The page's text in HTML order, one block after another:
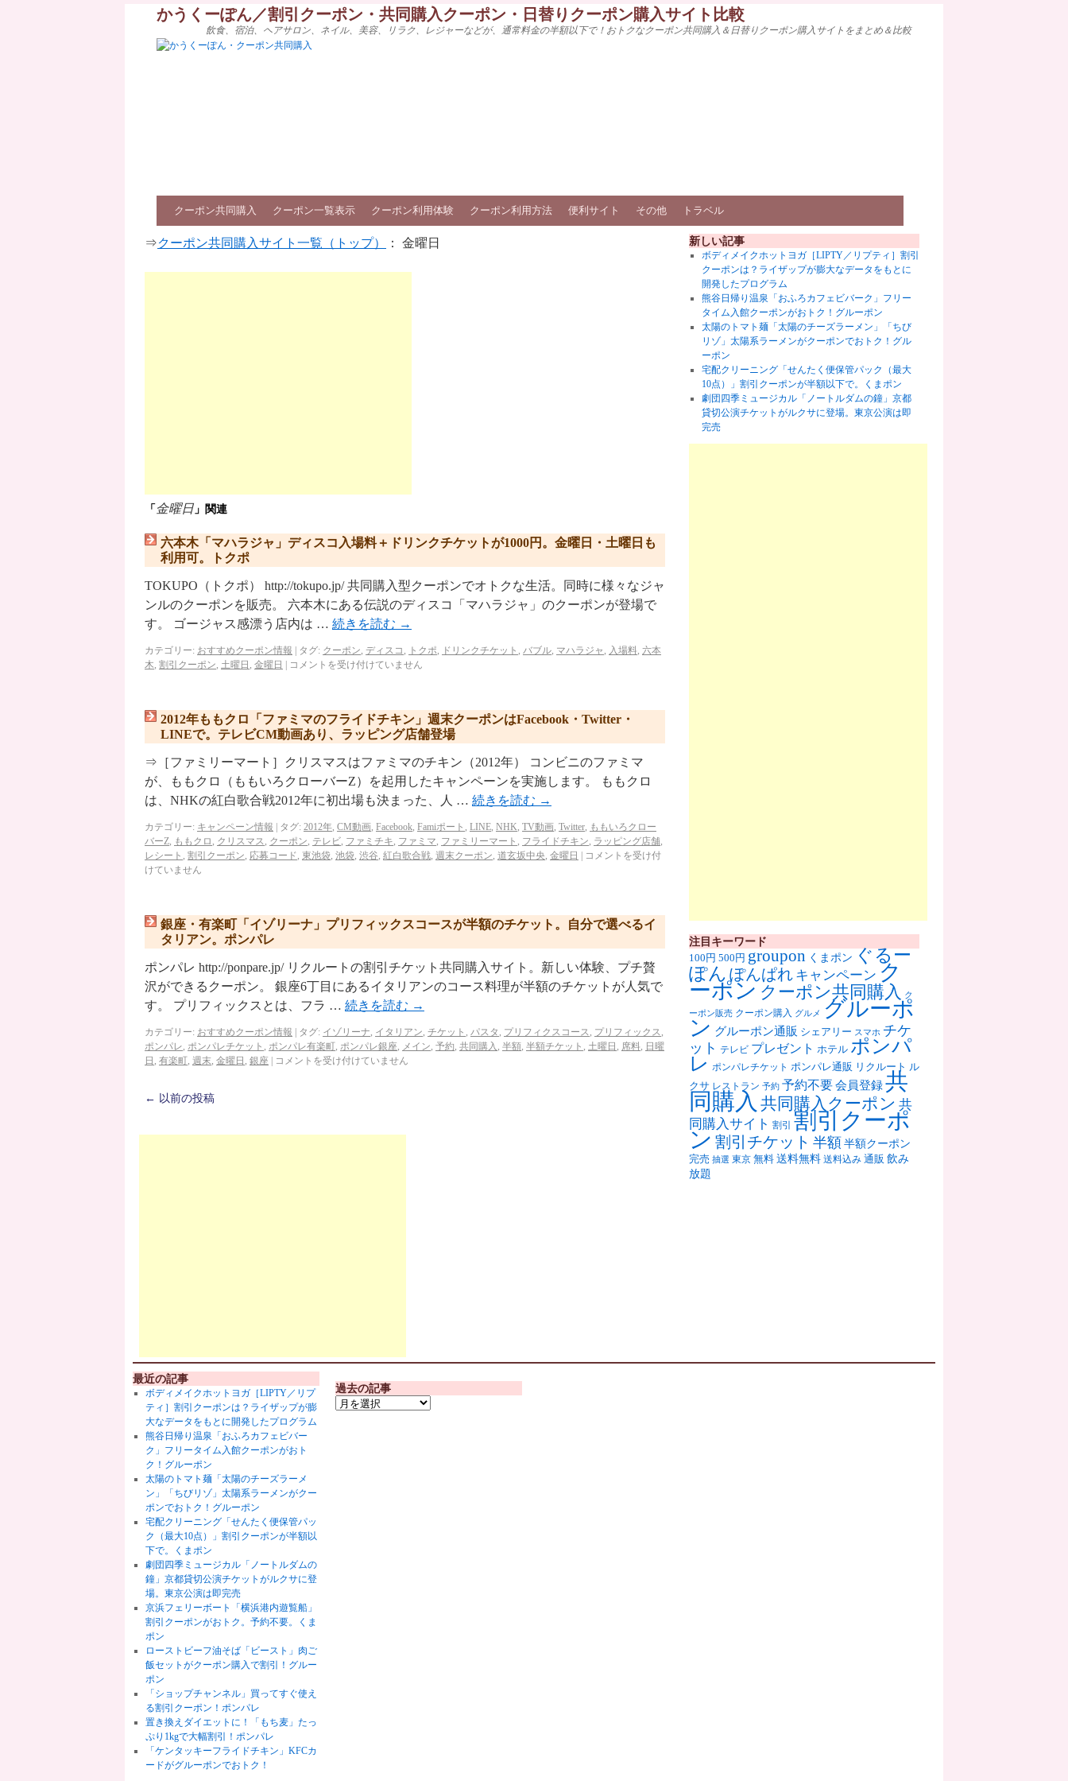
かうくーぽん／割引クーポン・共同購入クーポン・日替りクーポン購入サイト比較
飲食、宿泊、ヘアサロン、ネイル、美容、リラク、レジャーなどが、通常料金の半額以下で！おトクなクーポン共同購入＆日替りクーポン購入サイトをまとめ＆比較
クーポン共同購入 クーポン一覧表示 クーポン利用体験 クーポン利用方法 便利サイト その他 トラベル
⇒クーポン共同購入サイト一覧（トップ） ： 金曜日
「 金曜日 」関連
六本木「マハラジャ」ディスコ入場料＋ドリンクチケットが1000円。金曜日・土曜日も
利用可。トクポ
TOKUPO（トクポ） http://tokupo.jp/ 共同購入型クーポンでオトクな生活。同時に様々なジャ
ンルのクーポンを販売。 六本木にある伝説のディスコ「マハラジャ」のクーポンが登場で
す。 ゴージャス感漂う店内は … 続きを読む →
カテゴリー: おすすめクーポン情報 タグ: クーポン, ディスコ , トクポ, ドリンクチケット , バブル, マハラジャ , 入場料, 六本
木, 割引クーポン, 土曜日 , 金曜日 コメントを受け付けていません
2012年ももクロ「ファミマのフライドチキン」週末クーポンはFacebook・Twitter・
LINEで。テレビCM動画あり、ラッピング店舗登場
⇒［ファミリーマート］クリスマスはファミマのチキン（2012年） コンビニのファミマ
が、ももクロ（ももいろクローバーZ）を起用したキャンペーンを実施します。 ももクロ
は、NHKの紅白歌合戦2012年に初出場も決まった、人 … 続きを読む →
カテゴリー: キャンペーン情報 タグ: 2012年, CM動画, Facebook, Famiポート , LINE, NHK, TV動画, Twitter, ももいろクロー
バーZ, ももクロ , クリスマス, クーポン, テレビ, ファミチキ, ファミマ, ファミリーマート , フライドチキン, ラッピング店舗,
レシート , 割引クーポン, 応募コード, 東池袋, 池袋, 渋谷, 紅白歌合戦, 週末クーポン, 道玄坂中央, 金曜日
コメントを受け付
けていません
銀座・有楽町「イゾリーナ」プリフィックスコースが半額のチケット。自分で選べるイ
タリアン。ポンパレ
ポンパレ http://ponpare.jp/ リクルートの割引チケット共同購入サイト。新しい体験、プチ贅
沢ができるクーポン。 銀座6丁目にあるイタリアンのコース料理が半額のチケットが人気で
す。 プリフィックスとは、フラ … 続きを読む →
カテゴリー: おすすめクーポン情報 タグ: イゾリーナ, イタリアン, チケット , パスタ , プリフィクスコース, プリフィックス,
ポンパレ, ポンパレチケット , ポンパレ有楽町, ポンパレ銀座, メイン, 予約, 共同購入 , 半額, 半額チケット , 土曜日 , 席料, 日曜
日 , 有楽町, 週末, 金曜日 , 銀座 コメントを受け付けていません
← 以前の投稿
新しい記事
ボディメイクホットヨガ［LIPTY／リプティ］割引
クーポンは？ライザップが膨大なデータをもとに
開発したプログラム
熊谷日帰り温泉「おふろカフェビバーク」フリー
タイム入館クーポンがおトク！グルーポン
太陽のトマト麺「太陽のチーズラーメン」「ちび
リゾ」太陽系ラーメンがクーポンでおトク！グル
ーポン
宅配クリーニング「せんたく便保管パック（最大
10点）」割引クーポンが半額以下で。くまポン
劇団四季ミュージカル「ノートルダムの鐘」京都
貸切公演チケットがルクサに登場。東京公演は即
完売
注目キーワード
100円 500円 groupon くまポン ぐるー
ぽん ぽんぱれ キャンペーン ク
ーポン クーポン共同購入 ク
ーポン販売 クーポン購入 グルメ グルーポ
ン グルーポン通販 シェアリー スマホ チケ
ット テレビ プレゼント ホテル ポンパ
レ ポンパレチケット ポンパレ通販 リクルート ル
クサ レストラン 予約 予約不要会員登録共
同購入 共同購入クーポン 共
同購入サイト 割引 割引クーポ
ン 割引チケット 半額 半額クーポン
完売 抽選 東京 無料 送料無料 送料込み 通販 飲み
放題
最近の記事
ボディメイクホットヨガ［LIPTY／リプ
ティ］割引クーポンは？ライザップが膨
大なデータをもとに開発したプログラム
熊谷日帰り温泉「おふろカフェビバー
ク」フリータイム入館クーポンがおト
ク！グルーポン
太陽のトマト麺「太陽のチーズラーメ
ン」「ちびリゾ」太陽系ラーメンがクー
ポンでおトク！グルーポン
宅配クリーニング「せんたく便保管パッ
ク（最大10点）」割引クーポンが半額以
下で。くまポン
劇団四季ミュージカル「ノートルダムの
鐘」京都貸切公演チケットがルクサに登
場。東京公演は即完売
京浜フェリーボート「横浜港内遊覧船」
割引クーポンがおトク。予約不要。くま
ポン
ローストビーフ油そば「ビースト」肉ご
飯セットがクーポン購入で割引！グルー
ポン
「ショップチャンネル」買ってすぐ使え
る割引クーポン！ポンパレ
置き換えダイエットに！「もち麦」たっ
ぷり1kgで大幅割引！ポンパレ
「ケンタッキーフライドチキン」KFCカ
ードがグルーポンでおトク！
過去の記事